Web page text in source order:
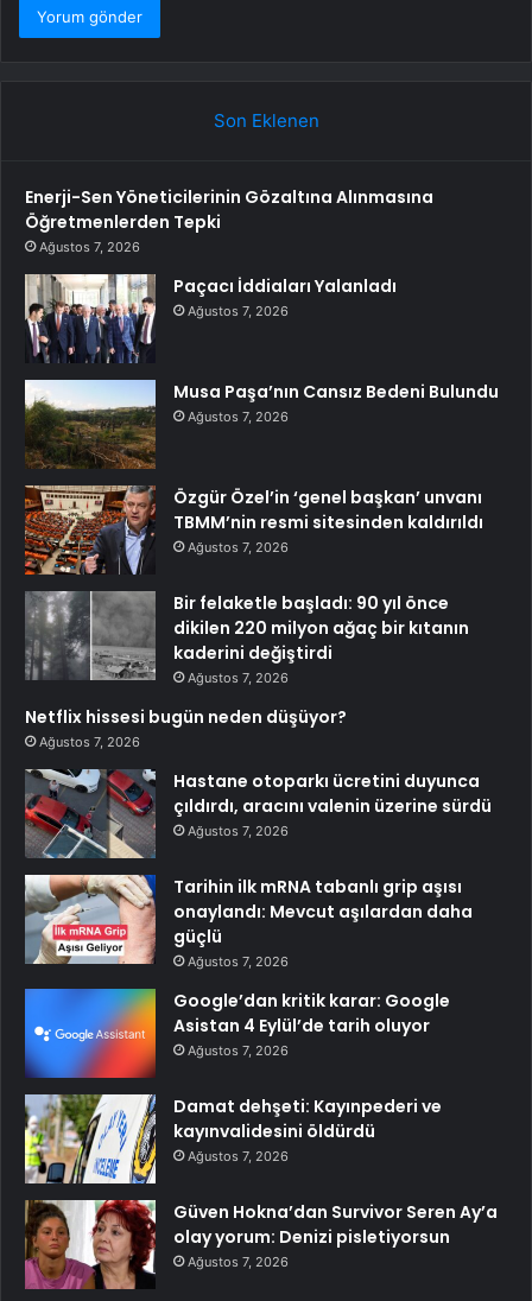
Son Eklenen
Enerji-Sen Yöneticilerinin Gözaltına Alınmasına
Öğretmenlerden Tepki
Ağustos 7, 2026
Paçacı İddiaları Yalanladı
Ağustos 7, 2026
Musa Paşa’nın Cansız Bedeni Bulundu
Ağustos 7, 2026
Özgür Özel’in ‘genel başkan’ unvanı
TBMM’nin resmi sitesinden kaldırıldı
Ağustos 7, 2026
Bir felaketle başladı: 90 yıl önce
dikilen 220 milyon ağaç bir kıtanın
kaderini değiştirdi
Ağustos 7, 2026
Netflix hissesi bugün neden düşüyor?
Ağustos 7, 2026
Hastane otoparkı ücretini duyunca
çıldırdı, aracını valenin üzerine sürdü
Ağustos 7, 2026
Tarihin ilk mRNA tabanlı grip aşısı
onaylandı: Mevcut aşılardan daha
güçlü
Ağustos 7, 2026
Google’dan kritik karar: Google
Asistan 4 Eylül’de tarih oluyor
Ağustos 7, 2026
Damat dehşeti: Kayınpederi ve
kayınvalidesini öldürdü
Ağustos 7, 2026
Güven Hokna’dan Survivor Seren Ay’a
olay yorum: Denizi pisletiyorsun
Ağustos 7, 2026